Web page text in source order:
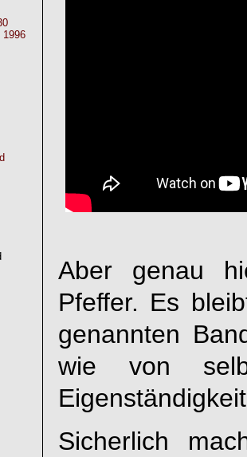
1996
Aber genau
Pfeffer. Es
genannten
wie von
Sicherlich